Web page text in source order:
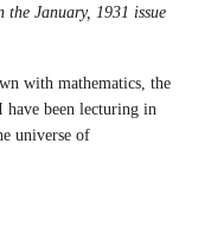
the January, 1931 issue
with mathematics, the
have been lecturing in
universe of